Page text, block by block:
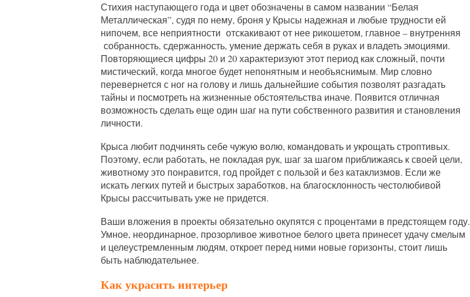
Стихия наступающего года и цвет обозначены в самом названии “Белая
Металлическая”, судя по нему, броня у Крысы надежная и любые трудности ей
нипочем, все неприятности отскакивают от нее рикошетом, главное – внутренняя
собранность, сдержанность, умение держать себя в руках и владеть эмоциями.
Повторяющиеся цифры 20 и 20 характеризуют этот период как сложный, почти
мистический, когда многое будет непонятным и необъяснимым. Мир словно
перевернется с ног на голову и лишь дальнейшие события позволят разгадать
тайны и посмотреть на жизненные обстоятельства иначе. Появится отличная
возможность сделать еще один шаг на пути собственного развития и становления
личности.
Крыса любит подчинять себе чужую волю, командовать и укрощать строптивых.
Поэтому, если работать, не покладая рук, шаг за шагом приближаясь к своей цели,
животному это понравится, год пройдет с пользой и без катаклизмов. Если же
искать легких путей и быстрых заработков, на благосклонность честолюбивой
Крысы рассчитывать уже не придется.
Ваши вложения в проекты обязательно окупятся с процентами в предстоящем году.
Умное, неординарное, прозорливое животное белого цвета принесет удачу смелым
и целеустремленным людям, откроет перед ними новые горизонты, стоит лишь
быть наблюдательнее.
Как украсить интерьер